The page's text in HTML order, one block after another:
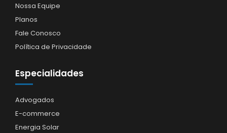
Nossa Equipe
Planos
Fale Conosco
Política de Privacidade
Especialidades
Advogados
E-commerce
Energia Solar